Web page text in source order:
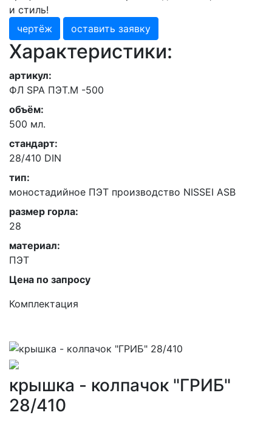
и стиль!
чертёж
оставить заявку
Характеристики:
артикул:
ФЛ SPA ПЭТ.М -500
объём:
500 мл.
стандарт:
28/410 DIN
тип:
моностадийное ПЭТ производство NISSEI ASB
размер горла:
28
материал:
ПЭТ
Цена по запросу
Комплектация
крышка - колпачок "ГРИБ"
28/410